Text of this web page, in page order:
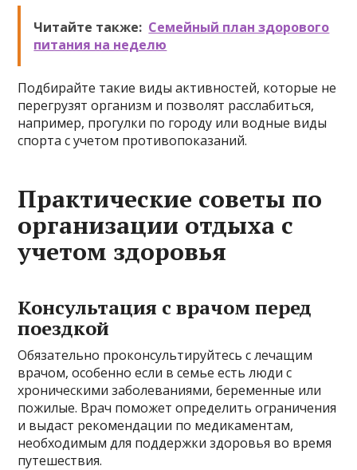
Читайте также: Семейный план здорового
питания на неделю
Подбирайте такие виды активностей, которые не
перегрузят организм и позволят расслабиться,
например, прогулки по городу или водные виды
спорта с учетом противопоказаний.
Практические советы по
организации отдыха с
учетом здоровья
Консультация с врачом перед
поездкой
Обязательно проконсультируйтесь с лечащим
врачом, особенно если в семье есть люди с
хроническими заболеваниями, беременные или
пожилые. Врач поможет определить ограничения
и выдаст рекомендации по медикаментам,
необходимым для поддержки здоровья во время
путешествия.